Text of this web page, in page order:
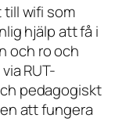
wifi som
hjälp att få i
och ro och
RUT-
pedagogiskt
att fungera